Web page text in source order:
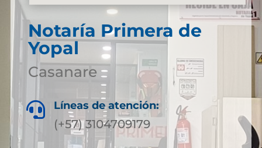
Notaría Primera de
Yopal
Casanare
 Líneas de atención:
(+57) 3104709179